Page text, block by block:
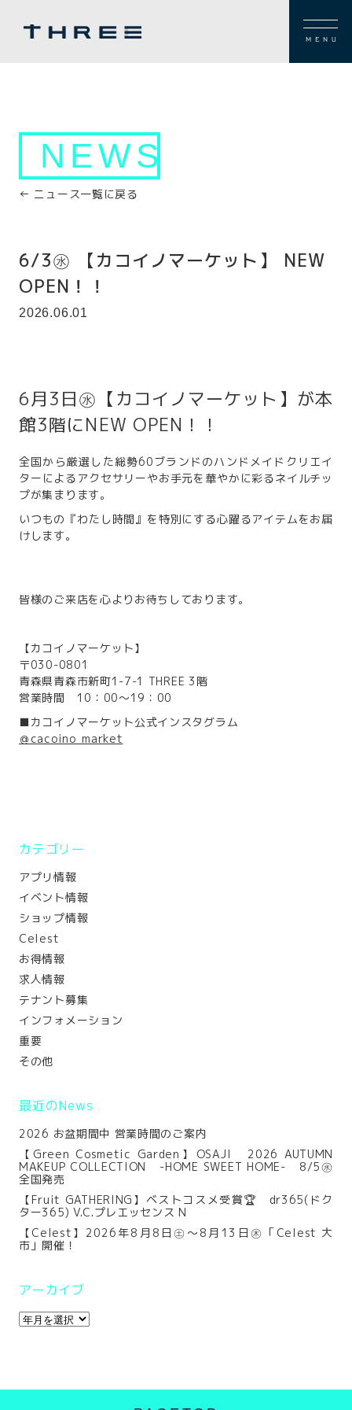
MENU
NEWS
← ニュース一覧に戻る
6/3㊌ 【カコイノマーケット】 NEW
OPEN！！
2026.06.01
6月3日㊌【カコイノマーケット】が本
館3階にNEW OPEN！！
全国から厳選した総勢60ブランドのハンドメイドクリエイ
ターによるアクセサリーやお手元を華やかに彩るネイルチッ
プが集まります。
いつもの『わたし時間』を特別にする心躍るアイテムをお届
けします。
皆様のご来店を心よりお待ちしております。
【カコイノマーケット】
〒030-0801
青森県青森市新町1-7-1 THREE 3階
営業時間 10：00～19：00
■カコイノマーケット公式インスタグラム
＠cacoino_market
カテゴリー
アプリ情報
イベント情報
ショップ情報
Celest
お得情報
求人情報
テナント募集
インフォメーション
重要
その他
最近のNews
2026 お盆期間中 営業時間のご案内
【Green Cosmetic Garden】OSAJI 2026 AUTUMN
MAKEUP COLLECTION -HOME SWEET HOME- 8/5㊌
全国発売
【Fruit GATHERING】ベストコスメ受賞🏆 dr365(ドク
ター365) V.C.プレエッセンス N
【Celest】2026年8月8日㊏～8月13日㊍「Celest 大
市」開催！
アーカイブ